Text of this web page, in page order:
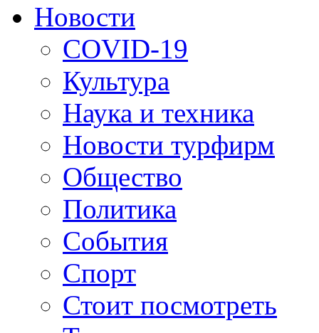
Новости
COVID-19
Культура
Наука и техника
Новости турфирм
Общество
Политика
События
Спорт
Стоит посмотреть